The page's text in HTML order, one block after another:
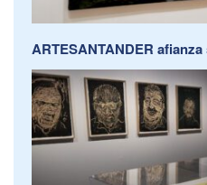
ARTESANTANDER